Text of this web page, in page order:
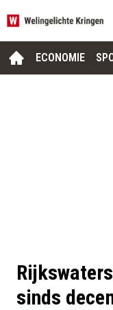
ECONOMIE
sinds